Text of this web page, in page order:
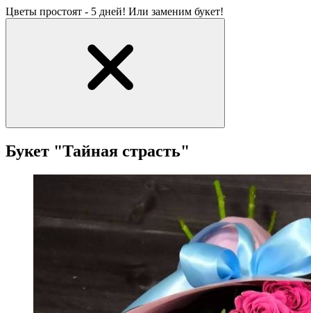
Цветы простоят - 5 дней! Или заменим букет!
Букет "Тайная страсть"